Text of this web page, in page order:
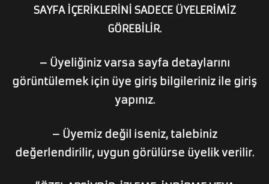
SAYFA İÇERİKLERİNİ SADECE ÜYELERİMİZ
GÖREBİLİR.
– Üyeliğiniz varsa sayfa detaylarını
görüntülemek için üye giriş bilgileriniz ile giriş
yapınız.
– Üyemiz değil iseniz, talebiniz
değerlendirilir, uygun görülürse üyelik verilir.